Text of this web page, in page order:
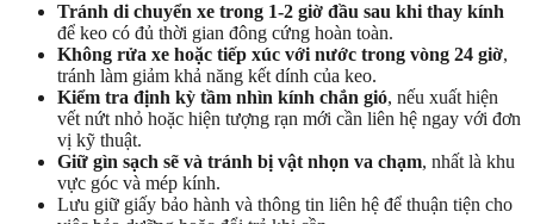
Tránh di chuyển xe trong 1-2 giờ đầu sau khi thay kính
để keo có đủ thời gian đông cứng hoàn toàn.
Không rửa xe hoặc tiếp xúc với nước trong vòng 24 giờ,
tránh làm giảm khả năng kết dính của keo.
Kiểm tra định kỳ tầm nhìn kính chắn gió, nếu xuất hiện
vết nứt nhỏ hoặc hiện tượng rạn mới cần liên hệ ngay với đơn
vị kỹ thuật.
Giữ gìn sạch sẽ và tránh bị vật nhọn va chạm, nhất là khu
vực góc và mép kính.
Lưu giữ giấy bảo hành và thông tin liên hệ để thuận tiện cho